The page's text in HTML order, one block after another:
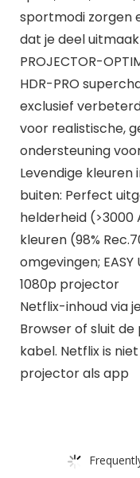
sportmodi zorgen
dat je deel
PROJECTOR-
HDR-PRO
exclusief
voor realistische,
ondersteuning voor
Levendige kleuren
buiten: Perfect
helderheid (>3000
kleuren (98%
omgevingen; EASY
1080p projector
Netflix-inhoud via
Browser of sluit
kabel. Netflix is
projector als app